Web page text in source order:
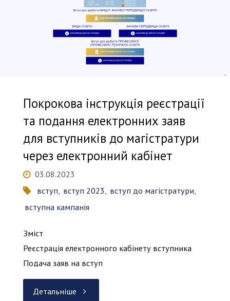
випробувань
в
магістратуру
Покрокова інструкція реєстрації
та подання електронних заяв
для вступників до магістратури
через електронний кабінет
03.08.2023
вступ вступ 2023 вступ до магістратури
вступна кампанія
Зміст
Реєстрація електронного кабінету вступника
Подача заяв на вступ
Детальніше "Покрокова